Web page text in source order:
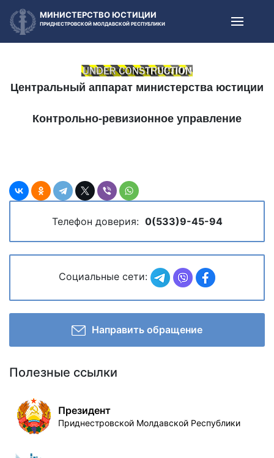
МИНИСТЕРСТВО ЮСТИЦИИ
ПРИДНЕСТРОВСКОЙ МОЛДАВСКОЙ РЕСПУБЛИКИ
Центральный аппарат министерства юстиции
Контрольно-ревизионное управление
Телефон доверия: 0(533)9-45-94
Социальные сети:
Направить обращение
Полезные ссылки
Президент
Приднестровской Молдавской Республики